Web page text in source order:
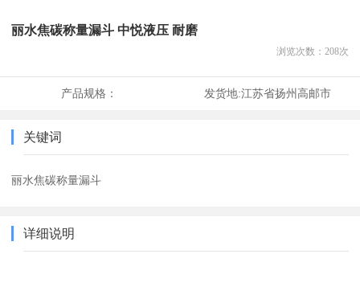
丽水焦碳称量漏斗 中悦液压 耐磨
浏览次数： 208次
产品规格： 发货地:江苏省扬州高邮市
关键词
丽水焦碳称量漏斗
详细说明